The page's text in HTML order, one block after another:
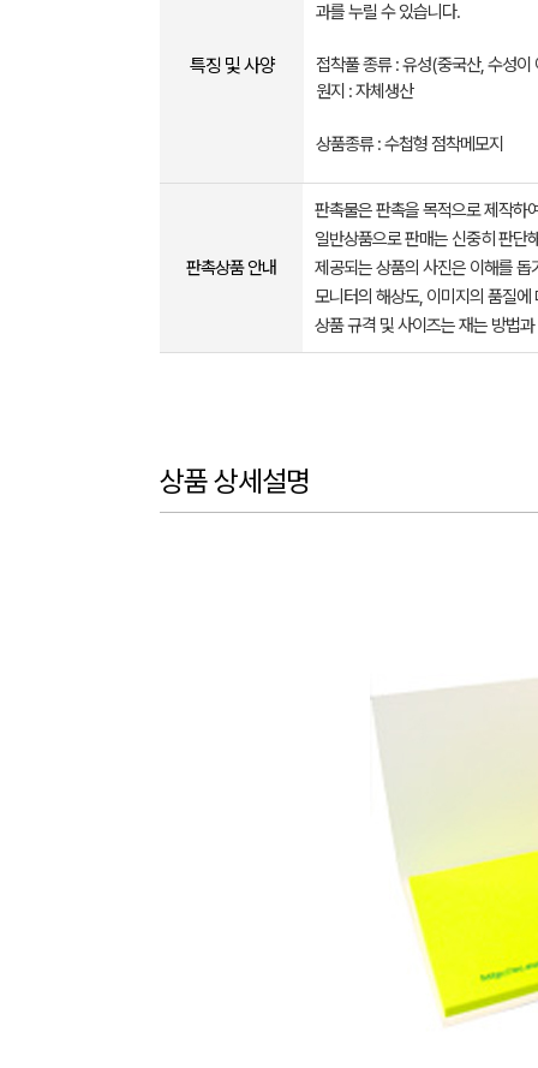
특징 및 사양
과를 누릴 수 있습니다.
접착풀 종류 : 유성(중국산, 수성이
원지 : 자체생산
상품종류 : 수첩형 점착메모지
판촉상품 안내
판촉물은 판촉을 목적으로 제작하
일반상품으로 판매는 신중히 판단
제공되는 상품의 사진은 이해를
모니터의 해상도, 이미지의 품질
상품 규격 및 사이즈는 재는 방법
상품 상세설명